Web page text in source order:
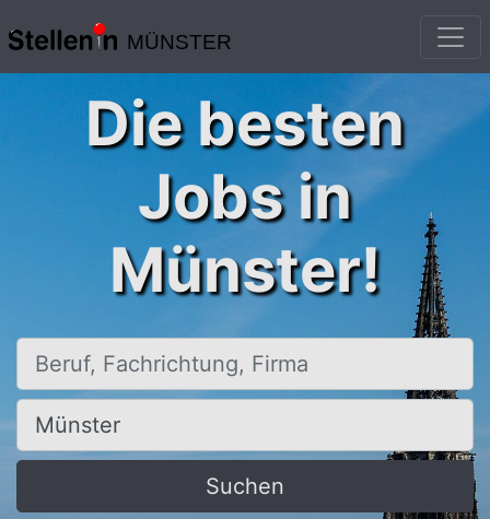
MÜNSTER
Die besten
Jobs in
Münster!
Beruf, Fachrichtung, Firma
Ort, Stadt
Suchen